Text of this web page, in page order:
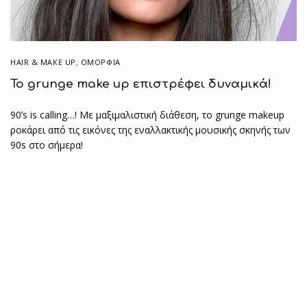
HAIR & MAKE UP , ΟΜΟΡΦΙΑ
Το grunge make up επιστρέφει δυναμικά!
90’s is calling…! Με μαξιμαλιστική διάθεση, το grunge makeup
ροκάρει από τις εικόνες της εναλλακτικής μουσικής σκηνής των
90s στο σήμερα!